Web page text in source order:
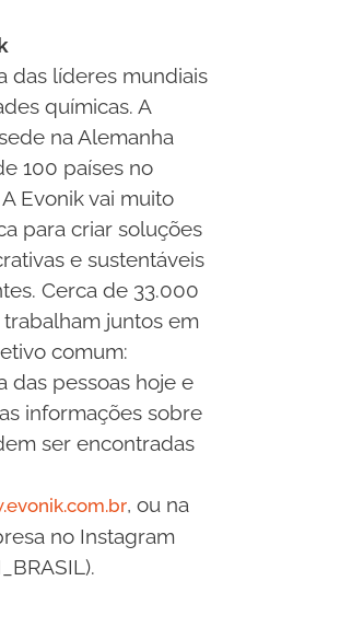
das líderes mundiais
químicas. A
na Alemanha
100 países no
Evonik vai muito
para criar soluções
e sustentáveis
Cerca de 33.000
juntos em
comum:
das pessoas hoje e
informações sobre
ser encontradas
, ou na
no Instagram